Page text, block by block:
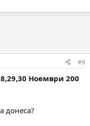
#9
Ноември 200
донеса?